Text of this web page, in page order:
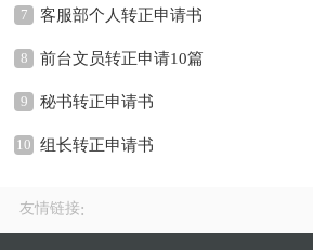
7 客服部个人转正申请书
8 前台文员转正申请10篇
9 秘书转正申请书
10 组长转正申请书
友情链接: